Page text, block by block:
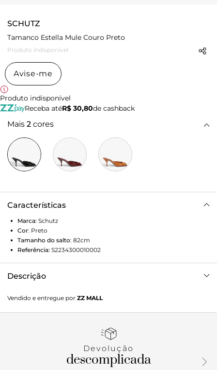
SCHUTZ
Tamanco Estella Mule Couro Preto
Produto indisponível
Avise-me
Produto indisponível
Receba atéR$ 30,80de cashback
Mais 2 cores
Características
Marca: Schutz
Cor: Preto
Tamanho do salto: 82cm
Referência: S2234300010002
Descrição
couro com acabamento em verniz é a escolha certa. O
recorte peeptoe pequeno na gáspea traz um ar moderno e
garantem um visual sofisticado e cheio de atitude. Um
Vendido e entregue por ZZ MALL
Devolução
descomplicada